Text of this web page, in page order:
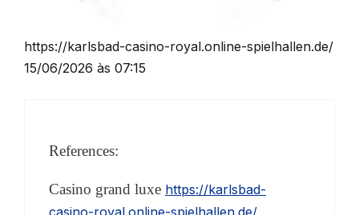
https://karlsbad-casino-royal.online-spielhallen.de/
15/06/2026 às 07:15
References:
Casino grand luxe https://karlsbad-